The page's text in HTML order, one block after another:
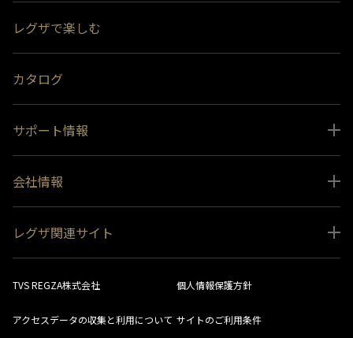
受賞履歴
おすすめ番組
レグザで楽しむ
カタログ
サポート情報
インフォメーション 一覧
よくあるご質問 (FAQ）
お問い合わせ
生産終了商品一覧
ソフトウェアダウンロード情報
会社情報
会社概要
レグザ関連サイト
レグザ メンバーズ
法人向けサイト
TVS REGZA株式会社 個人情報保護方針
アクセスデータの収集と利用について サイトのご利用条件